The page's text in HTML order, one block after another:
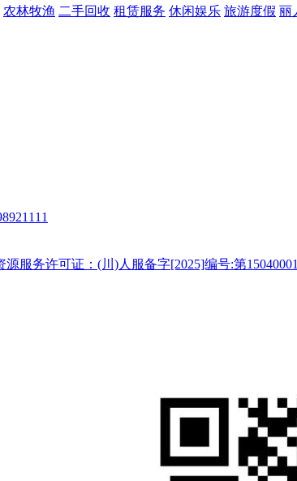
农林牧渔 二手回收 租赁服务 休闲娱乐 旅游度假 丽
源服务许可证：(川)人服备字[2025]编号:第